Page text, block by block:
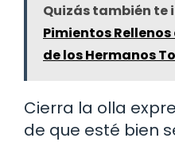
Quizás también te
Pimientos
de los Hermanos
Cierra la olla
de que esté bien